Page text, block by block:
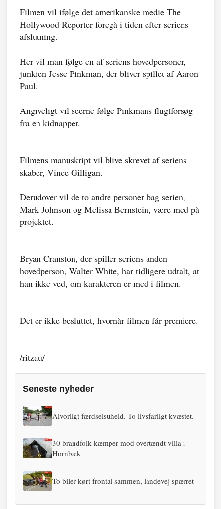
Filmen vil ifølge det amerikanske medie The
Hollywood Reporter foregå i tiden efter seriens
afslutning.
Her vil man følge en af seriens hovedpersoner,
junkien Jesse Pinkman, der bliver spillet af Aaron
Paul.
Angiveligt vil seerne følge Pinkmans flugtforsøg
fra en kidnapper.
Filmens manuskript vil blive skrevet af seriens
skaber, Vince Gilligan.
Derudover vil de to andre personer bag serien,
Mark Johnson og Melissa Bernstein, være med på
projektet.
Bryan Cranston, der spiller seriens anden
hovedperson, Walter White, har tidligere udtalt, at
han ikke ved, om karakteren er med i filmen.
Det er ikke besluttet, hvornår filmen får premiere.
/ritzau/
Seneste nyheder
Alvorligt færdselsuheld. To livsfarligt kvæstet.
30 brandfolk kæmper mod overtændt villa i
Hornbæk
To biler kørt frontal sammen, landevej spærret